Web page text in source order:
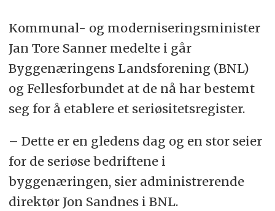
Kommunal- og moderniseringsminister
Jan Tore Sanner medelte i går
Byggenæringens Landsforening (BNL)
og Fellesforbundet at de nå har bestemt
seg for å etablere et seriøsitetsregister.
– Dette er en gledens dag og en stor seier
for de seriøse bedriftene i
byggenæringen, sier administrerende
direktør Jon Sandnes i BNL.